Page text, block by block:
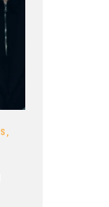
,